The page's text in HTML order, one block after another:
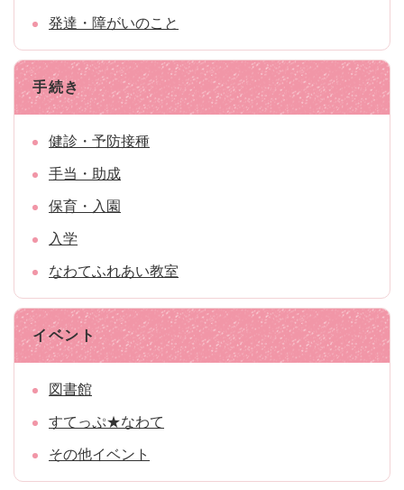
発達・障がいのこと
手続き
健診・予防接種
手当・助成
保育・入園
入学
なわてふれあい教室
イベント
図書館
すてっぷ★なわて
その他イベント